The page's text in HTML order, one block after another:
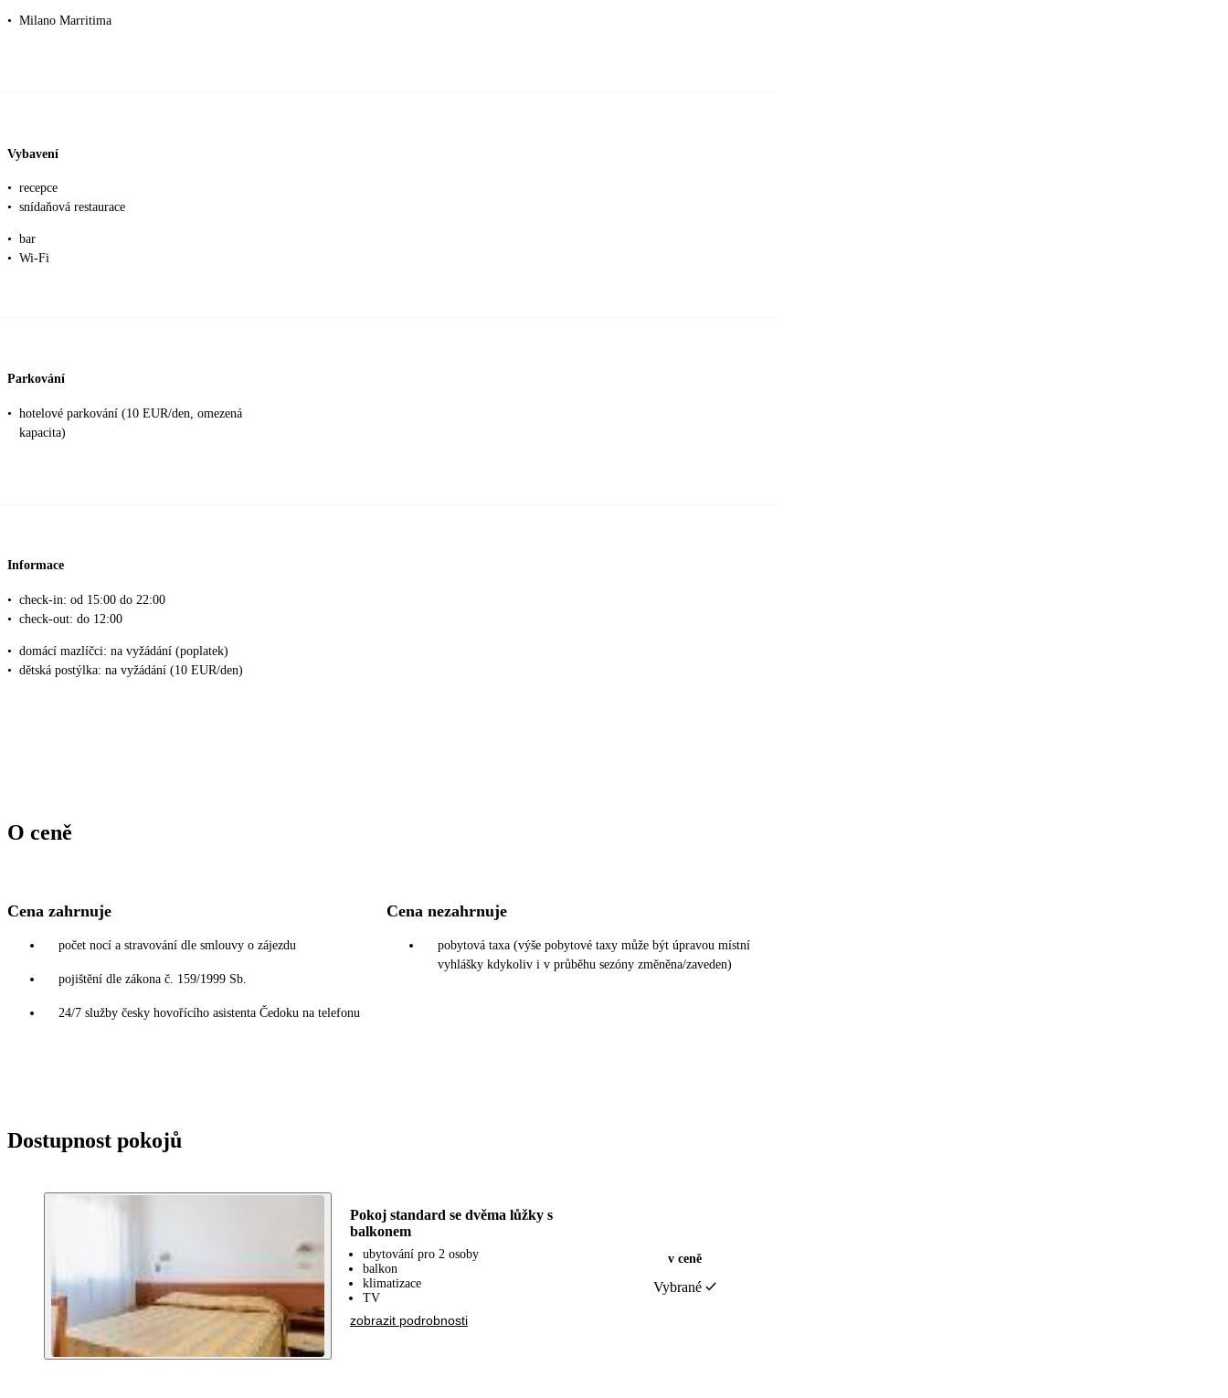
• Milano Marritima
Vybavení
• recepce
• snídaňová restaurace
• bar
• Wi-Fi
Parkování
• hotelové parkování (10 EUR/den, omezená
kapacita)
Informace
• check-in: od 15:00 do 22:00
• check-out: do 12:00
• domácí mazlíčci: na vyžádání (poplatek)
• dětská postýlka: na vyžádání (10 EUR/den)
O ceně
Cena zahrnuje
počet nocí a stravování dle smlouvy o zájezdu
pojištění dle zákona č. 159/1999 Sb.
24/7 služby česky hovořícího asistenta Čedoku na telefonu
Cena nezahrnuje
pobytová taxa (výše pobytové taxy může být úpravou místní
vyhlášky kdykoliv i v průběhu sezóny změněna/zaveden)
Dostupnost pokojů
Pokoj standard se dvěma lůžky s
balkonem
ubytování pro 2 osoby
balkon
klimatizace
TV
zobrazit podrobnosti
v ceně
Vybrané